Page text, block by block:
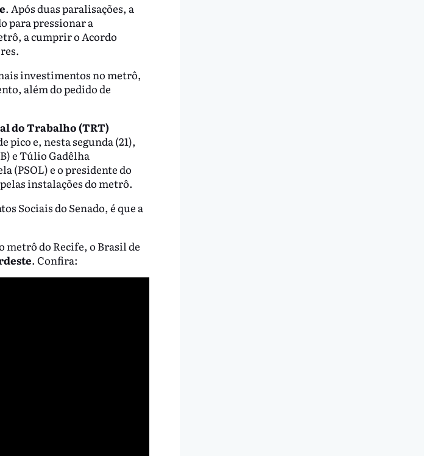
. Após duas paralisações, a
para pressionar a
a cumprir o Acordo
investimentos no metrô,
além do pedido de
do Trabalho (TRT)
pico e, nesta segunda (21),
e Túlio Gadêlha
(PSOL) e o presidente do
instalações do metrô.
Sociais do Senado, é que a
metrô do Recife, o Brasil de
. Confira: